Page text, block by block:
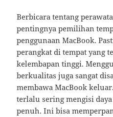
Berbicara tentang
pentingnya pemilihan
penggunaan MacBook.
perangkat di tempat yang
kelembapan tinggi.
berkualitas juga sangat
membawa MacBook
terlalu sering mengisi
penuh. Ini bisa